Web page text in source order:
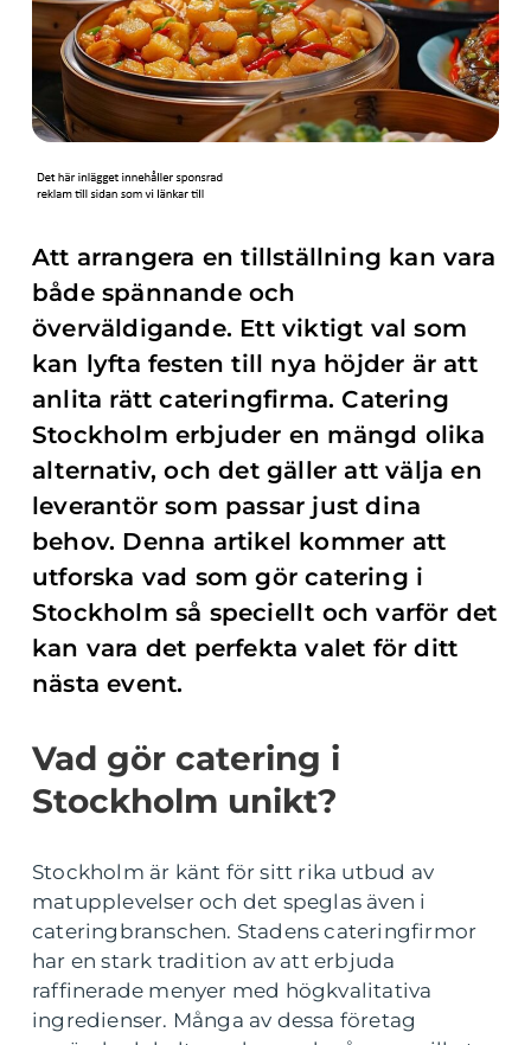
Att arrangera en tillställning kan vara
både spännande och
överväldigande. Ett viktigt val som
kan lyfta festen till nya höjder är att
anlita rätt cateringfirma. Catering
Stockholm erbjuder en mängd olika
alternativ, och det gäller att välja en
leverantör som passar just dina
behov. Denna artikel kommer att
utforska vad som gör catering i
Stockholm så speciellt och varför det
kan vara det perfekta valet för ditt
nästa event.
Vad gör catering i
Stockholm unikt?
Stockholm är känt för sitt rika utbud av
matupplevelser och det speglas även i
cateringbranschen. Stadens cateringfirmor
har en stark tradition av att erbjuda
raffinerade menyer med högkvalitativa
ingredienser. Många av dessa företag